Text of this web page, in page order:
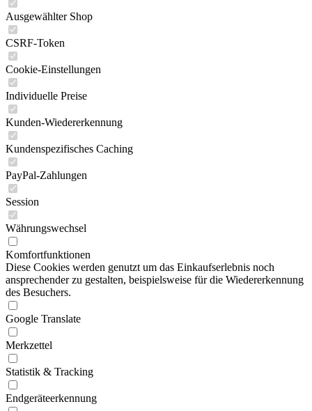
Ausgewählter Shop
CSRF-Token
Cookie-Einstellungen
Individuelle Preise
Kunden-Wiedererkennung
Kundenspezifisches Caching
PayPal-Zahlungen
Session
Währungswechsel
Komfortfunktionen
Diese Cookies werden genutzt um das Einkaufserlebnis noch
ansprechender zu gestalten, beispielsweise für die Wiedererkennung
des Besuchers.
Google Translate
Merkzettel
Statistik & Tracking
Endgeräteerkennung